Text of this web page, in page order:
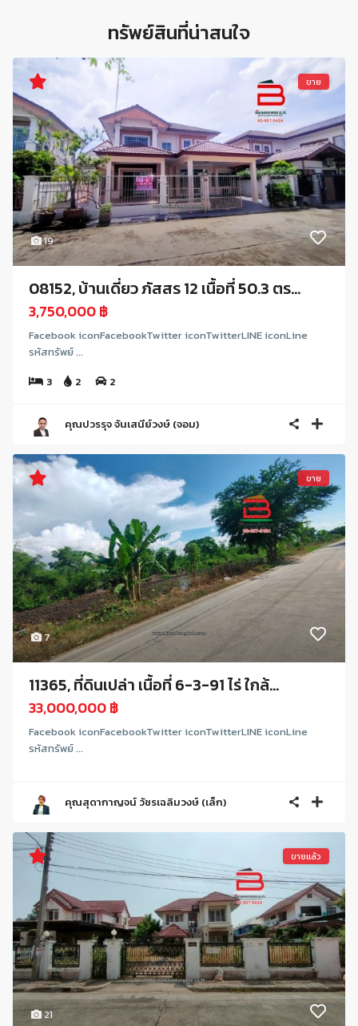
ทรัพย์สินที่น่าสนใจ
19
ขาย
08152, บ้านเดี่ยว ภัสสร 12 เนื้อที่ 50.3 ตร...
3,750,000 ฿
Facebook iconFacebookTwitter iconTwitterLINE iconLine
รหัสทรัพย์ ...
3
2 2
คุณปวรรุจ จันเสนีย์วงษ์ (จอม)
7
ขาย
11365, ที่ดินเปล่า เนื้อที่ 6-3-91 ไร่ ใกล้...
33,000,000 ฿
Facebook iconFacebookTwitter iconTwitterLINE iconLine
รหัสทรัพย์ ...
คุณสุดากาญจน์ วัชรเฉลิมวงษ์ (เล็ก)
21
ขายแล้ว